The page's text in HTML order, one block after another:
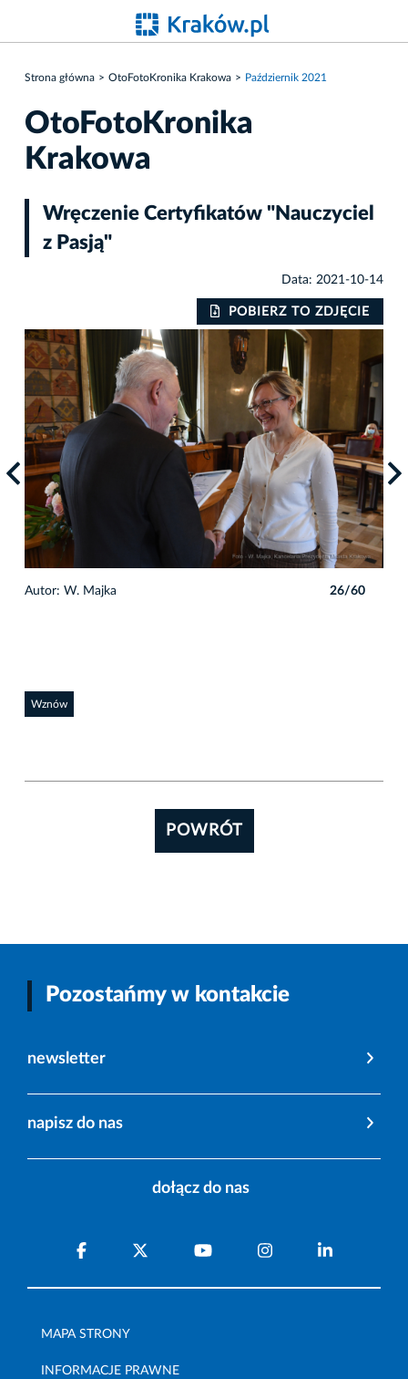
Strona główna OtoFotoKronika Krakowa Październik 2021
OtoFotoKronika
Krakowa
Wręczenie Certyfikatów "Nauczyciel
z Pasją"
Data: 2021-10-14
POBIERZ TO ZDJĘCIE
Autor: W. Majka 26/60
Wznów
POWRÓT
Pozostańmy w kontakcie
newsletter
napisz do nas
dołącz do nas
MAPA STRONY
INFORMACJE PRAWNE